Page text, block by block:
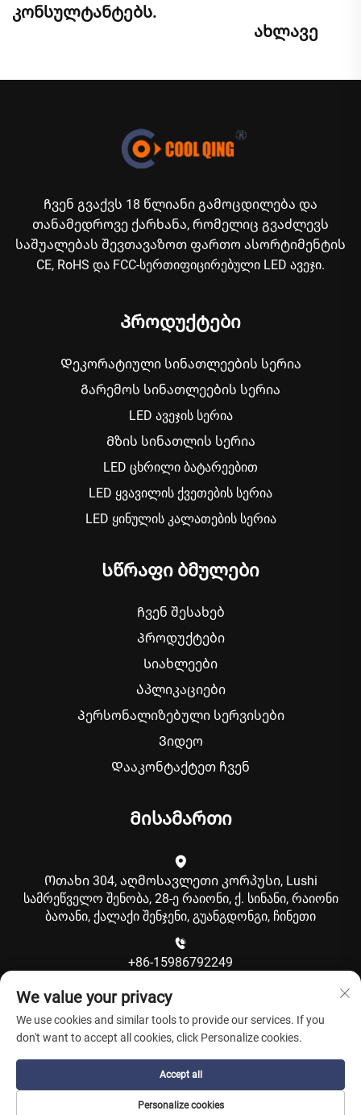
კონსულტანტებს.
ახლავე
Ჩვენ გვაქვს 18 წლიანი გამოცდილება და
თანამედროვე ქარხანა, რომელიც გვაძლევს
საშუალებას შევთავაზოთ ფართო ასორტიმენტის
CE, RoHS და FCC-სერთიფიცირებული LED ავეჯი.
Პროდუქტები
Დეკორატიული სინათლეების სერია
Გარემოს სინათლეების სერია
LED ავეჯის სერია
Მზის სინათლის სერია
LED ცხრილი ბატარეებით
LED ყვავილის ქვეთების სერია
LED ყინულის კალათების სერია
Სწრაფი ბმულები
Ჩვენ შესახებ
Პროდუქტები
Სიახლეები
Აპლიკაციები
Პერსონალიზებული სერვისები
Ვიდეო
Დააკონტაქტეთ ჩვენ
Მისამართი
Ოთახი 304, აღმოსავლეთი კორპუსი, Lushi
სამრეწველო შენობა, 28-ე რაიონი, ქ. სინანი, რაიონი
ბაოანი, ქალაქი შენჯენი, გუანგდონგი, ჩინეთი
+86-15986792249
[email protected]
Copyright © Shenzhen Coolqing Technology Co., Ltd. All
Rights Reserved - Კონფიდენციალურობის პოლიტიკა-
Ბლოგი
We value your privacy
We use cookies and similar tools to provide our services. If you
don't want to accept all cookies, click Personalize cookies.
Personalize cookies
Accept all